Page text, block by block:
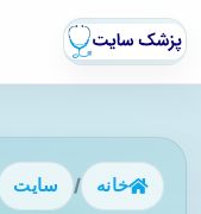
خانه / سایت